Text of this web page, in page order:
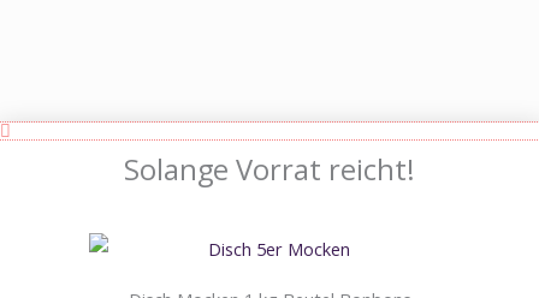
Solange Vorrat reicht!